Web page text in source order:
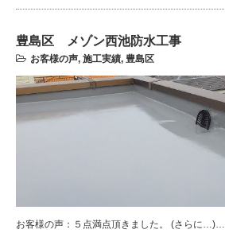
豊島区 メゾン西池防水工事
お客様の声, 施工実績, 豊島区
お客様の声：５点満点頂きました。 (さらに…)…